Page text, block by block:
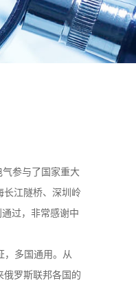
参与了国家重大
长江隧桥、深圳岭
过，非常感谢中
多国通用。从
俄罗斯联邦各国的